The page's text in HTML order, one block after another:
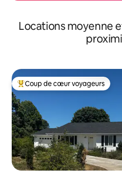
Locations moyenne
Coups de cœur voyageurs les
Coup de cœur voyageurs